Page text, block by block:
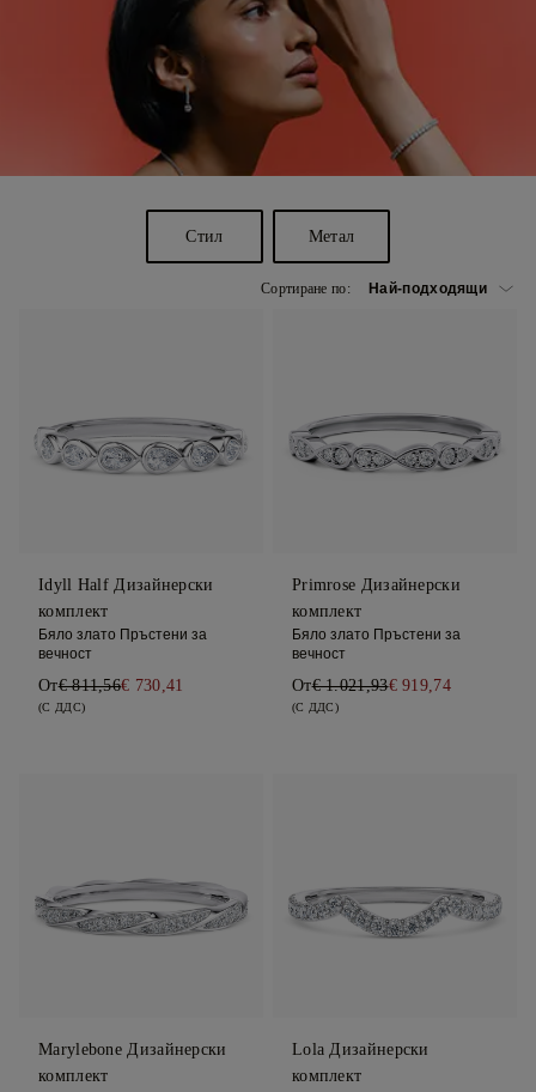
Стил Метал
Сортиране по:
Idyll Half Дизайнерски
комплект
Бяло злато Пръстени за
вечност
От€ 811,56€ 730,41
(С ДДС)
Primrose Дизайнерски
комплект
Бяло злато Пръстени за
вечност
От€ 1.021,93€ 919,74
(С ДДС)
Marylebone Дизайнерски
комплект
Lola Дизайнерски
комплект